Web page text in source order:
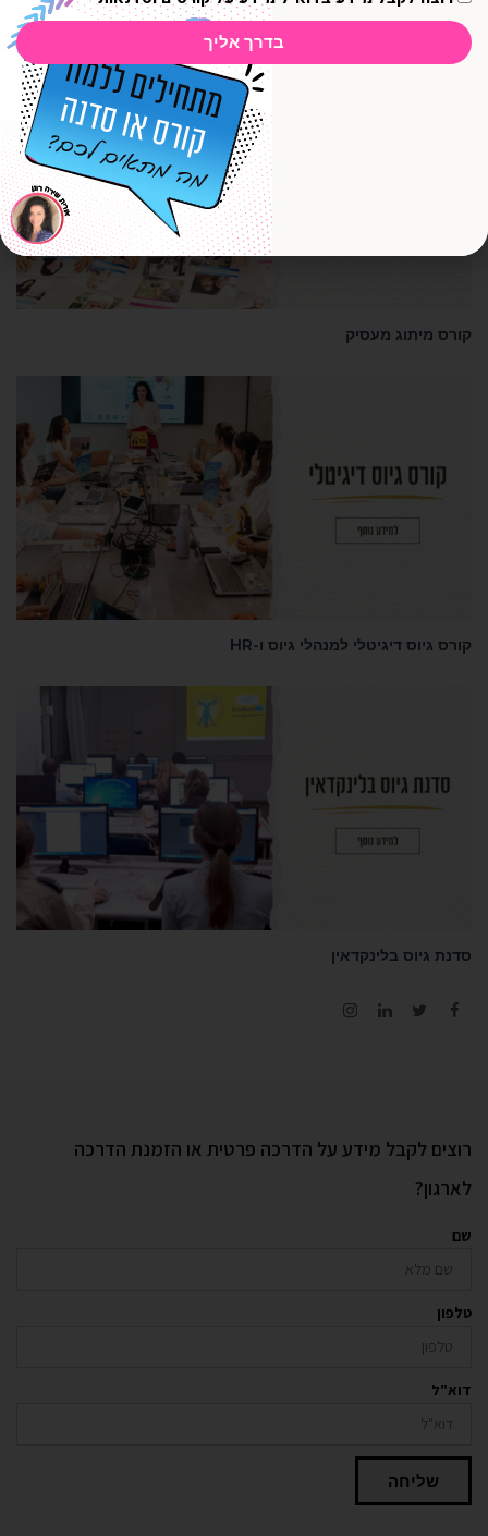
סדנת שירות לקוחות למניעת משברים דיגיטליים
קורס מיתוג מעסיק
קורס גיוס דיגיטלי למנהלי גיוס ו-HR
סדנת גיוס בלינקדאין
רוצים לקבל מידע על הדרכה פרטית או הזמנת הדרכה
לארגון?
שם
טלפון
דוא"ל
שליחה
בדרך אליך